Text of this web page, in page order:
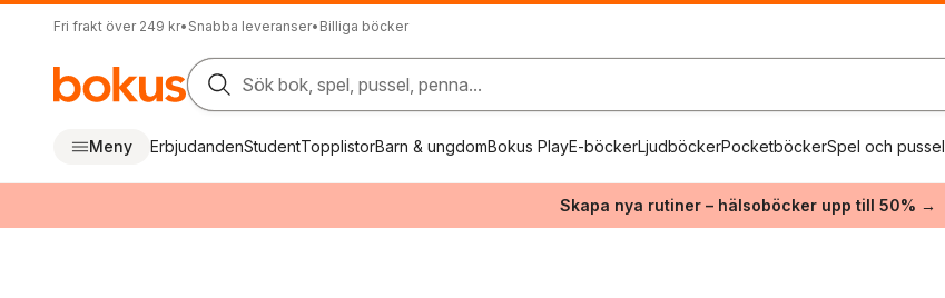
Fri frakt över 249 kr• Snabba leveranser• Billiga böcker
Sök bok, spel, pussel, penna...
Meny ErbjudandenStudentTopplistorBarn & ungdomBokus PlayE-böckerLjudböckerPocketböckerSpel och pussel
Skapa nya rutiner – hälsoböcker upp till 50% →